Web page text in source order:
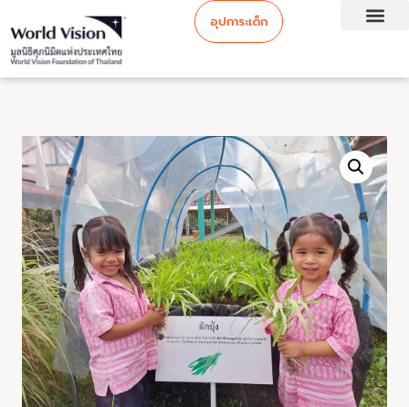
อุปการะเด็ก